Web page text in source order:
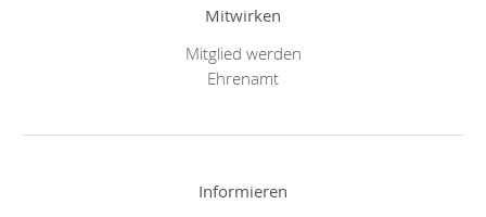
Mitwirken
Mitglied werden
Ehrenamt
Informieren